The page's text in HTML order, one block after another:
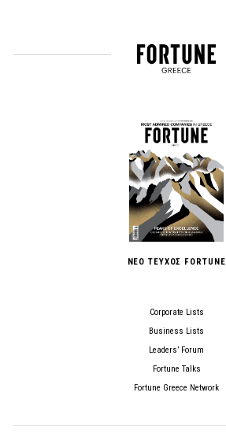
ΝΕΟ ΤΕΥΧΟΣ FORTUNE
Corporate Lists
Business Lists
Leaders’ Forum
Fortune Talks
Fortune Greece Network